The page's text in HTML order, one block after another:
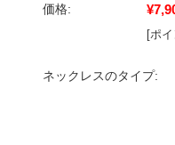
価格:
[ポ
ネックレスのタイプ: